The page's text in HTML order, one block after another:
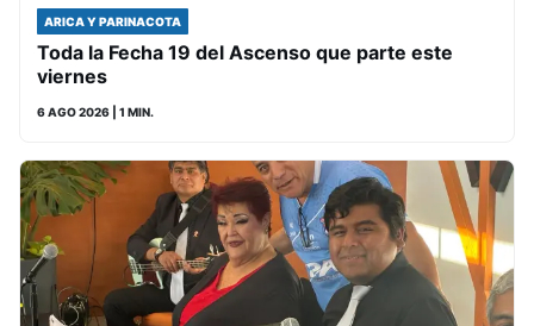
ARICA Y PARINACOTA
Toda la Fecha 19 del Ascenso que parte este
viernes
6 AGO 2026 | 1 MIN.